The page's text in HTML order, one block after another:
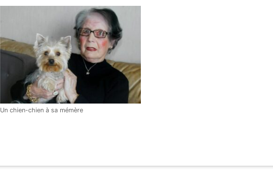
Un chien-chien à sa mémère